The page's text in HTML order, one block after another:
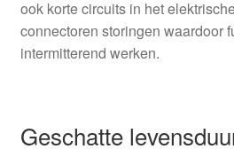
ook korte circuits in het
connectoren storingen waardoor
intermitterend werken.
Geschatte